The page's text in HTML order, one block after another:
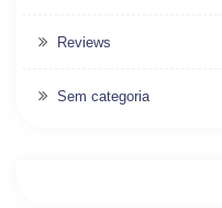
Reviews
Sem categoria